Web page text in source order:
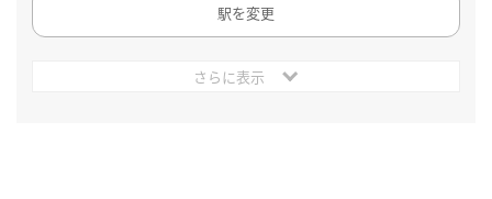
駅を変更
さらに表示